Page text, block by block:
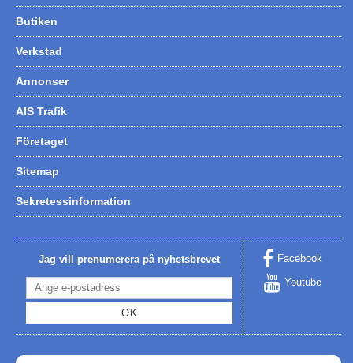
Hummertina
Varta - Batterier
Victron - Batteriladdare
CTEK - Batteriladdare
Webasto - Dieselvärmare
Calix - Packline - Takboxar
Thule - Takboxar
Begagnade Motorer & Båtar
Butiken
Verkstad
Annonser
AIS Trafik
Företaget
Sitemap
Sekretessinformation
Jag vill prenumerera på nyhetsbrevet
OK
Facebook
Youtube